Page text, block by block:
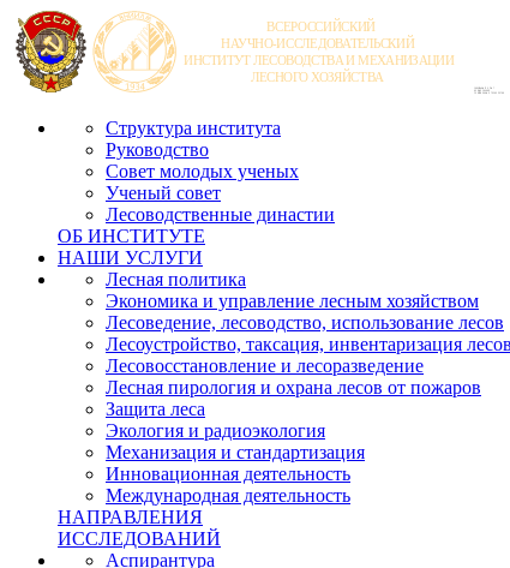
Структура института
Руководство
Совет молодых ученых
Ученый совет
Лесоводственные династии
ОБ ИНСТИТУТЕ
НАШИ УСЛУГИ
Лесная политика
Экономика и управление лесным хозяйством
Лесоведение, лесоводство, использование лесов
Лесоустройство, таксация, инвентаризация лесов
Лесовосстановление и лесоразведение
Лесная пирология и охрана лесов от пожаров
Защита леса
Экология и радиоэкология
Механизация и стандартизация
Инновационная деятельность
Международная деятельность
НАПРАВЛЕНИЯ
ИССЛЕДОВАНИЙ
Аспирантура